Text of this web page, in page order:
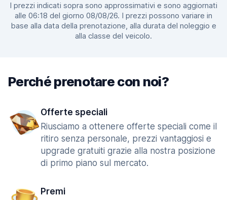
I prezzi indicati sopra sono approssimativi e sono aggiornati
alle 06:18 del giorno 08/08/26. I prezzi possono variare in
base alla data della prenotazione, alla durata del noleggio e
alla classe del veicolo.
Perché prenotare con noi?
Offerte speciali
Riusciamo a ottenere offerte speciali come il
ritiro senza personale, prezzi vantaggiosi e
upgrade gratuiti grazie alla nostra posizione
di primo piano sul mercato.
Premi